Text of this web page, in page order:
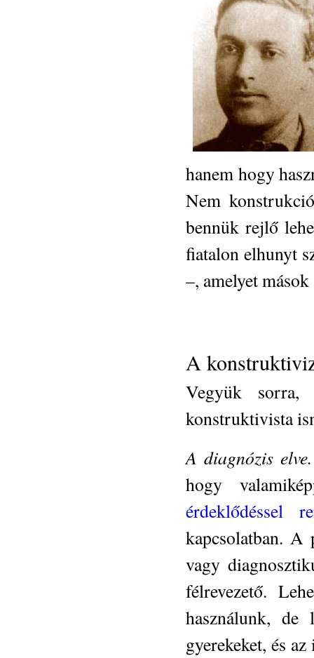
hanem hogy
Nem
bennük rejlő
fiatalon elhunyt
–, amelyet
A
Vegyük sorra,
konstruktivista
A diagnózis elve.
hogy
érdeklődéssel
kapcsolatban. A
vagy
félrevezető.
használunk, de
gyerekeket, és